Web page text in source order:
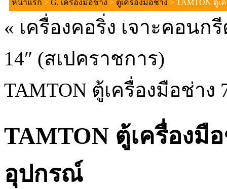
หน้าแรก > G. เครื่องมือช่าง > ตู้เครื่องมือช่าง > TAMTON ตู้
« เครื่องคอริ่ง เจาะคอนก
14″ (สเปคราชการ)
TAMTON ตู้เครื่องมือช่า
TAMTON ตู้เครื่องมื
อุปกรณ์